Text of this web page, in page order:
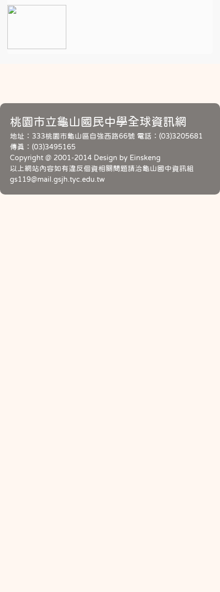
桃園市立龜山國民中學全球資訊網
地址：333桃園市龜山區自強西路66號 電話：(03)3205681
傳真：(03)3495165
Copyright @ 2001-2014 Design by Einskeng
以上網站內容如有違反個資相關問題請洽龜山國中資訊組
gs119@mail.gsjh.tyc.edu.tw